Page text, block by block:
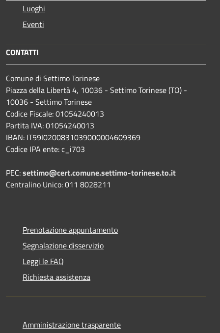
Luoghi
Eventi
CONTATTI
Comune di Settimo Torinese
Piazza della Libertà 4, 10036 - Settimo Torinese (TO) -
10036 - Settimo Torinese
Codice Fiscale: 01054240013
Partita IVA: 01054240013
IBAN: IT59I0200831039000004609369
Codice IPA ente: c_i703
PEC:settimo@cert.comune.settimo-torinese.to.it
Centralino Unico: 011 8028211
Prenotazione appuntamento
Segnalazione disservizio
Leggi le FAQ
Richiesta assistenza
Amministrazione trasparente